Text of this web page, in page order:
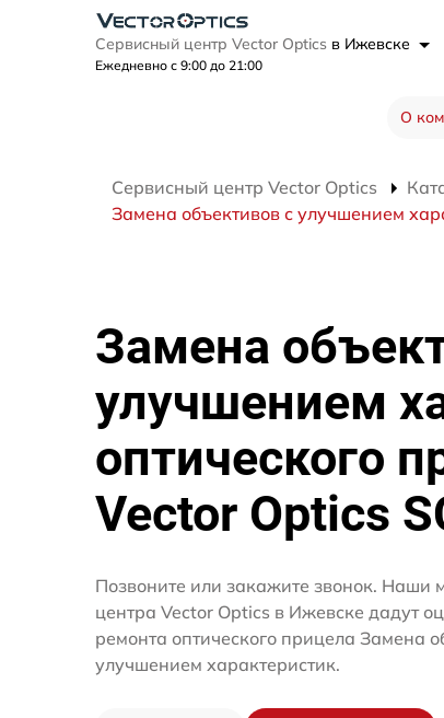
Сервисный центр Vector Optics в Ижевске
Ежедневно с 9:00 до 21:00
О
Сервисный центр Vector Optics
Замена объективов с улучшением
Замена
улучшением
оптического
Vector Optics
Позвоните или закажите звонок. Наши
центра Vector Optics в Ижевске дадут
ремонта оптического прицела Замена
улучшением характеристик.